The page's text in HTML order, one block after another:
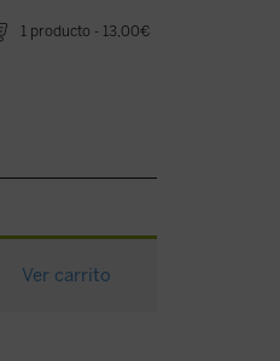
1 producto 13,00€
Ver carrito